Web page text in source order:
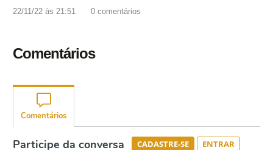
22/11/22 às 21:51 0 comentários
Comentários